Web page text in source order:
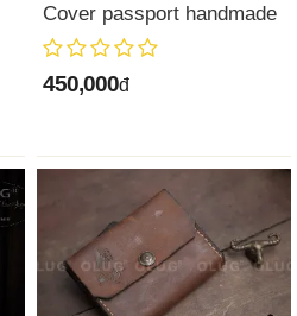
Cover passport handmade
450,000đ